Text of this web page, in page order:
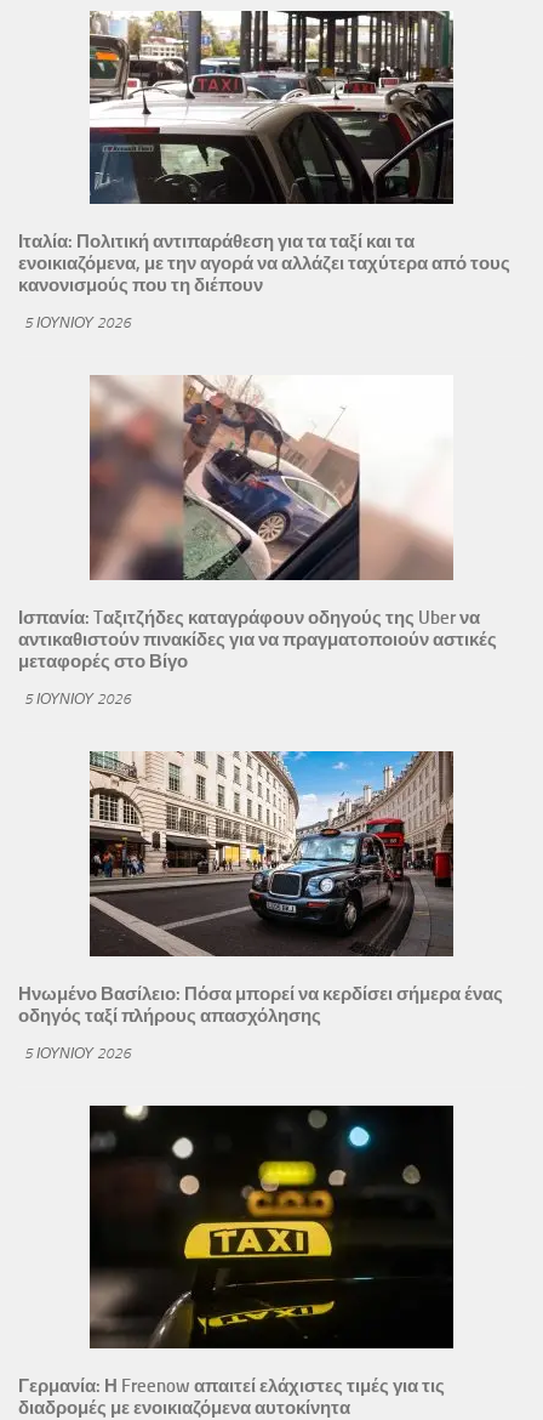
Ιταλία: Πολιτική αντιπαράθεση για τα ταξί και τα
ενοικιαζόμενα, με την αγορά να αλλάζει ταχύτερα από τους
κανονισμούς που τη διέπουν
5 ΙΟΥΝΊΟΥ 2026
Ισπανία: Tαξιτζήδες καταγράφουν οδηγούς της Uber να
αντικαθιστούν πινακίδες για να πραγματοποιούν αστικές
μεταφορές στο Βίγο
5 ΙΟΥΝΊΟΥ 2026
Ηνωμένο Βασίλειο: Πόσα μπορεί να κερδίσει σήμερα ένας
οδηγός ταξί πλήρους απασχόλησης
5 ΙΟΥΝΊΟΥ 2026
Γερμανία: Η Freenow απαιτεί ελάχιστες τιμές για τις
διαδρομές με ενοικιαζόμενα αυτοκίνητα